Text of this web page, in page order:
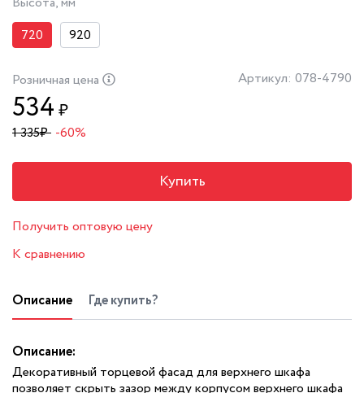
720
920
Розничная цена
534 ₽
1 335₽ -60%
Артикул: 078-4790
Купить
Получить оптовую цену
К сравнению
Описание Где купить?
Описание:
Декоративный торцевой фасад для верхнего шкафа
позволяет скрыть зазор между корпусом верхнего шкафа